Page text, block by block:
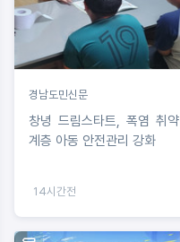
경남도민신문
창녕 드림스타트, 폭염 취약
계층 아동 안전관리 강화
14시간전